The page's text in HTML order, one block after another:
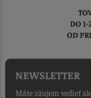
DO 1-
OD
NEWSLETTER
Máte záujem vedieť